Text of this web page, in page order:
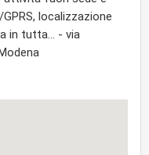
localizzazione
in tutta... - via